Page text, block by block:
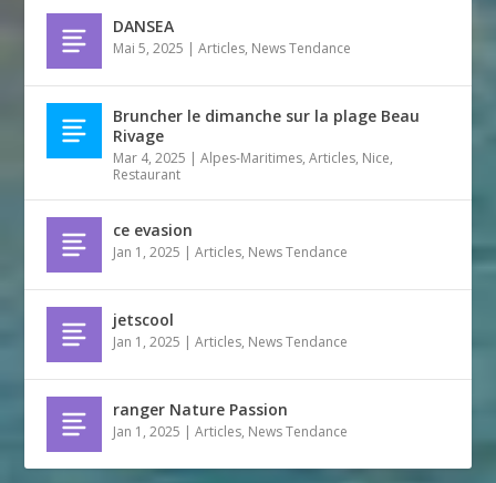
DANSEA
Mai 5, 2025 |Articles, News Tendance
Bruncher le dimanche sur la plage Beau
Rivage
Mar 4, 2025 |Alpes-Maritimes,Articles, Nice,
Restaurant
ce evasion
Jan 1, 2025 |Articles, News Tendance
jetscool
Jan 1, 2025 |Articles, News Tendance
ranger Nature Passion
Jan 1, 2025 |Articles, News Tendance